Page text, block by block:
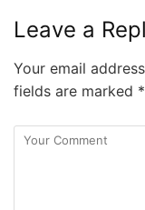
Leave a
Your email
fields are marked *